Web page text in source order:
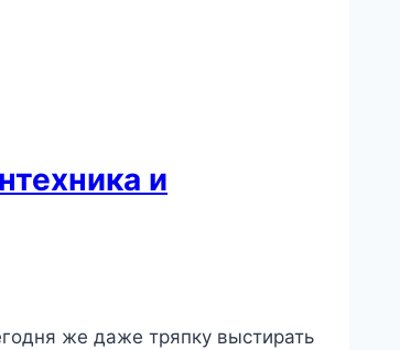
и
же даже тряпку выстирать